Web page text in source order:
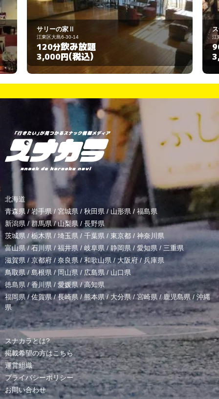
スナック ミキ
江東区亀戸6-3-1
飲み放題
北海道
青森県 / 岩手県/ 宮城県 / 秋田県 / 山形県/ 福島県
新潟県 /群馬県/山梨県 / 長野県
茨城県 / 栃木県 / 埼玉県 / 千葉県 / 東京都 / 神奈川県
富山県 /石川県/福井県/岐阜県 / 静岡県 / 愛知県 / 三重県
滋賀県 / 京都府 / 奈良県 / 和歌山県/ 大阪府 /兵庫県
鳥取県/ 島根県 /岡山県/ 広島県 / 山口県
徳島県 /香川県 / 愛媛県/高知県
福岡県/佐賀県/長崎県 /熊本県/ 大分県/宮崎県 /鹿児島県 / 沖縄
県
スナカラとは?
掲載希望の方はこちら
運営組織
プライバシーポリシー
お問い合わせ